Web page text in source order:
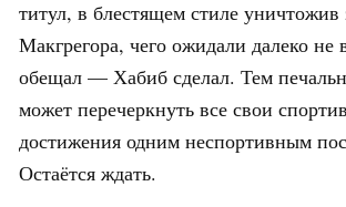
титул, в блестящем стиле уничтожив
Макгрегора, чего ожидали далеко не
обещал — Хабиб сделал. Тем
может перечеркнуть все свои
достижения одним неспортивным
Остаётся ждать.